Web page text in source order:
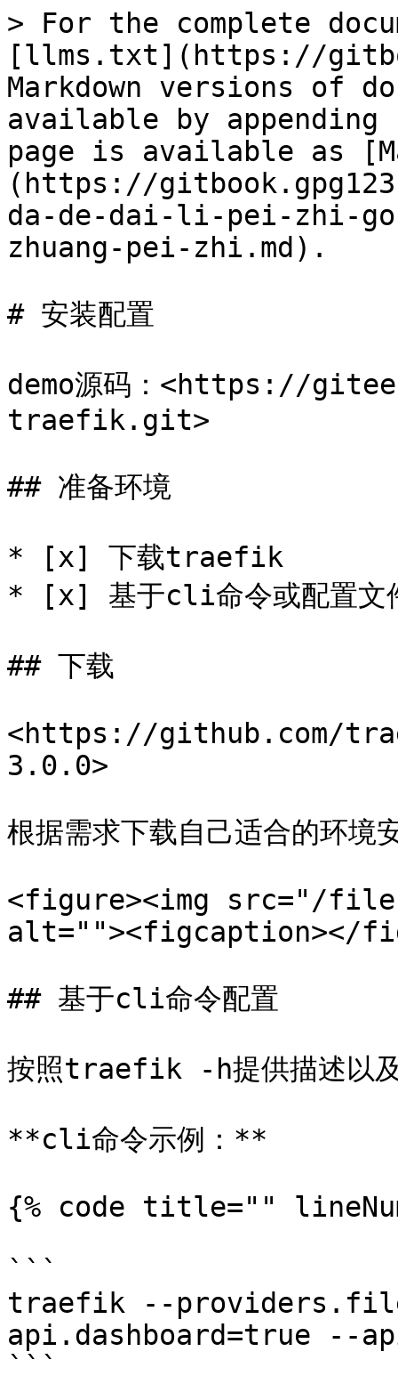
> For the complete
[llms.txt](https://
Markdown versions of
available by
page is available as
(https://
da-de-dai-li-pei-zhi-
zhuang-pei-zhi.md).
# 安装配置
demo源码：<https://
traefik.git>
## 准备环境
* [x] 下载traefik
* [x] 基于cli命令或配置文
## 下载
<https://github.com/
3.0.0>
根据需求下载自己适合的环
<figure><img src="/files/
alt=""><figcaption></
## 基于cli命令配置
按照traefik -h提供描述以及
**cli命令示例：**
{% code title=""
```
traefik --
api.dashboard=true --
```